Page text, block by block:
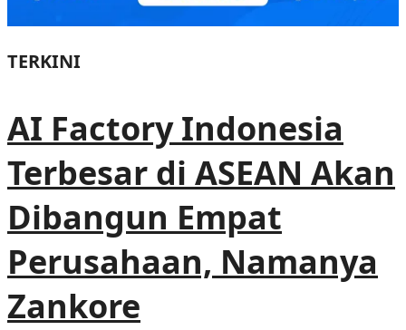
TERKINI
AI Factory Indonesia
Terbesar di ASEAN Akan
Dibangun Empat
Perusahaan, Namanya
Zankore